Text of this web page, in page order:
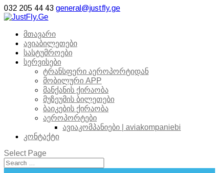
032 205 44 43 general@justfly.ge
მთავარი
ავიაბილეთები
სასტუმროები
სერვისები
ტრანსფერი აეროპორტიდან
მობილური APP
მანქანის ქირაობა
მუზეუმის ბილეთები
ბაიკების ქირაობა
აეროპორტები
ავიაკომპანიები | aviakompaniebi
კონტაქტი
Select Page